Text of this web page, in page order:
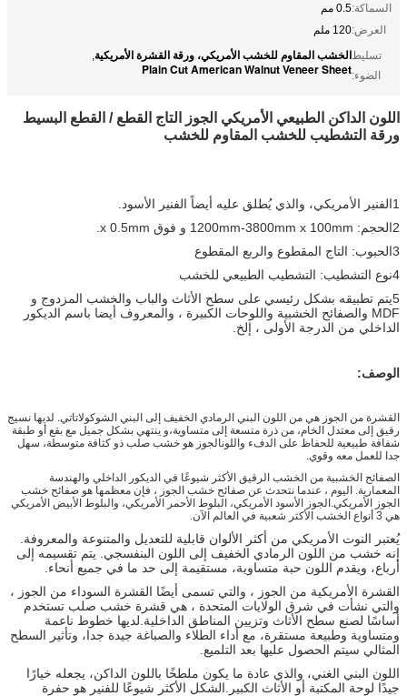
السماكة:0.5 مم
العرض:120 ملم
تسليط
الضوء:
الخشب المقاوم للخشب الأمريكي، ورقة القشرة الأمريكية,
Plain Cut American Walnut Veneer Sheet
اللون الداكن الطبيعي الأمريكي الجوز التاج القطع / القطع البسيط
ورقة التشطيب للخشب المقاوم للخشب
1الفنير الأمريكي، والذي يُطلق عليه أيضاً الفنير الأسود.
2الحجم: 1200mm-3800mm x 100mm و فوق x 0.5mm.
3الحبوب: التاج المقطوع والربع المقطوع
4نوع التشطيب: التشطيب الطبيعي للخشب
5يتم تطبيقه بشكل رئيسي على سطح الأثاث والباب والخشب المزدوج و
MDF والصفائح الخشبية واللوحات الكبيرة ، والمعروف أيضا باسم الديكور
الداخلي من الدرجة الأولى ، إلخ.
الوصف:
القشرة من الجوز هي من اللون البني الرمادي الخفيف إلى البني الشوكولاتاتي. لديها نسيج
رقيق إلى معتدل الخام، من ذرة متسعة إلى متساوية،و ينتهي بشكل جميل مع بقع أو طبقة
شفافة طبيعية للحفاظ على الدفء واللونالجوز هو خشب صلب ذو كثافة متوسطة، سهل
جدا للعمل معه وقوي.
الصفائح الخشبية من الخشب الرقيق الأكثر شيوعًا في الديكور الداخلي والهندسة
المعمارية. اليوم ، عندما نتحدث عن صفائح خشب الجوز ، فإن معظمها هو صفائح خشب
الجوز الأمريكي.الجوز الأسود الأمريكي، البلوط الأحمر الأمريكي، والبلوط الأبيض الأمريكي
هي 3 أنواع الخشب الأكثر شعبية في العالم الآن.
يُعتبر النوت الأمريكي من أكثر الألوان قابلية للتعديل والمتنوعة والمعروفة.
إنه خشب من اللون الرمادي الخفيف إلى اللون البنفسجي. يتم تقسيمه إلى
أرباع، ويقدم اللون حبة متساوية، مستقيمة إلى حد ما في جميع أنحاء.
القشرة الأمريكية من الجوز ، والتي تسمى أيضًا القشرة السوداء من الجوز ،
والتي نشأت في شرق الولايات المتحدة ، هي قشرة خشب صلب تستخدم
أساسًا لصنع سطح الأثاث وتزيين المناطق الداخلية.لديها خطوط ناعمة
ومتساوية وطبيعة مستقرة، مع أداء الطلاء والصباغة جيدة جدا، وتأثير السطح
المثالي سيتم الحصول عليها بعد التلميع.
اللون البني الغني، والذي عادة ما يكون ملطخًا باللون الداكن، يجعله خيارًا
جيدًا لوحة المكتبة أو الأثاث الكبير.الشكل الأكثر شيوعًا للفنير هو حفرة